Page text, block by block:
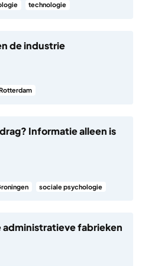
technologie
de industrie
Informatie alleen is
sociale psychologie
fabrieken